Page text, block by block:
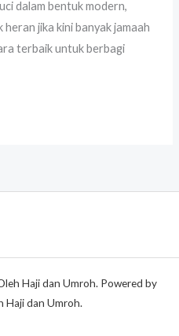
dalam bentuk modern,
heran jika kini banyak jamaah
terbaik untuk berbagi
Haji dan Umroh. Powered by
Haji dan Umroh.